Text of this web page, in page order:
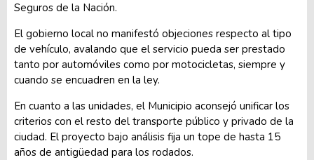
Seguros de la Nación.
El gobierno local no manifestó objeciones respecto al tipo
de vehículo, avalando que el servicio pueda ser prestado
tanto por automóviles como por motocicletas, siempre y
cuando se encuadren en la ley.
En cuanto a las unidades, el Municipio aconsejó unificar los
criterios con el resto del transporte público y privado de la
ciudad. El proyecto bajo análisis fija un tope de hasta 15
años de antigüedad para los rodados.